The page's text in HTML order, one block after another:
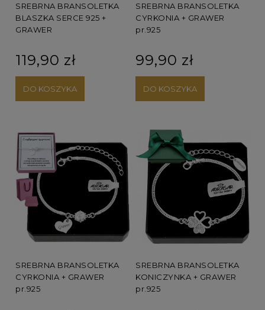
SREBRNA BRANSOLETKA
BLASZKA SERCE 925 +
GRAWER
119,90 zł
DO KOSZYKA
SREBRNA BRANSOLETKA
CYRKONIA + GRAWER
pr.925
99,90 zł
DO KOSZYKA
SREBRNA BRANSOLETKA
CYRKONIA + GRAWER
pr.925
SREBRNA BRANSOLETKA
KONICZYNKA + GRAWER
pr.925